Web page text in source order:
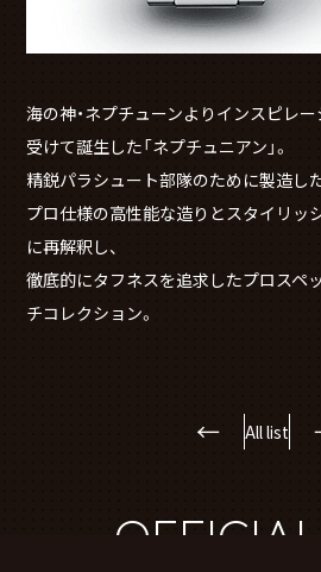
海の神・ネプチューンよりインスピレ
受けて誕生した「ネプチュニアン」。
精鋭パラシュート部隊のために製造し
プロ仕様の高性能な造りとスタイリッ
に再解釈し、
徹底的にタフネスを追求したプロスペ
チコレクション。
← All list